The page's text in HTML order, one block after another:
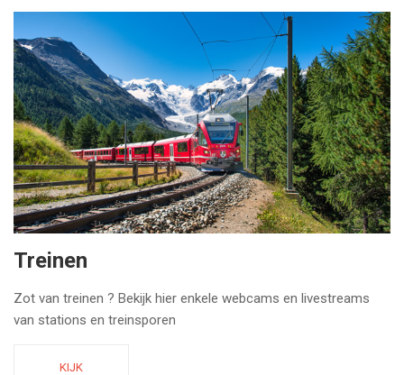
Treinen
Zot van treinen ? Bekijk hier enkele webcams en livestreams
van stations en treinsporen
KIJK